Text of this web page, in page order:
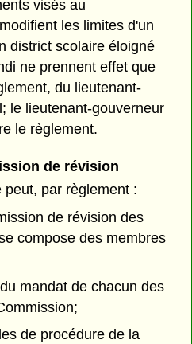
visés au
les limites d'un
district scolaire éloigné
ne prennent effet que
du lieutenant-
le lieutenant-gouverneur
le règlement.
de révision
peut, par règlement :
de révision des
compose des membres
mandat de chacun des
de procédure de la